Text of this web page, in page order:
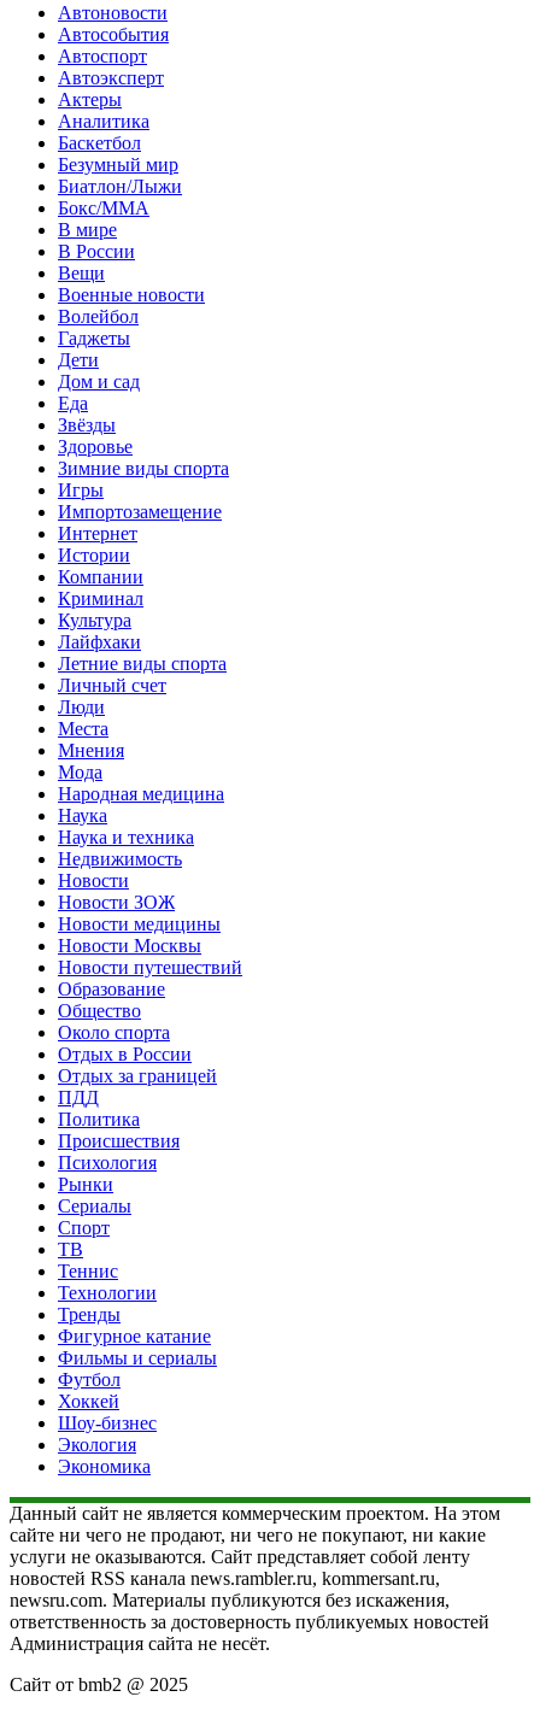
Автоновости
Автособытия
Автоспорт
Автоэксперт
Актеры
Аналитика
Баскетбол
Безумный мир
Биатлон/Лыжи
Бокс/MMA
В мире
В России
Вещи
Военные новости
Волейбол
Гаджеты
Дети
Дом и сад
Еда
Звёзды
Здоровье
Зимние виды спорта
Игры
Импортозамещение
Интернет
Истории
Компании
Криминал
Культура
Лайфхаки
Летние виды спорта
Личный счет
Люди
Места
Мнения
Мода
Народная медицина
Наука
Наука и техника
Недвижимость
Новости
Новости ЗОЖ
Новости медицины
Новости Москвы
Новости путешествий
Образование
Общество
Около спорта
Отдых в России
Отдых за границей
ПДД
Политика
Происшествия
Психология
Рынки
Сериалы
Спорт
ТВ
Теннис
Технологии
Тренды
Фигурное катание
Фильмы и сериалы
Футбол
Хоккей
Шоу-бизнес
Экология
Экономика
Данный сайт не является коммерческим проектом. На этом
сайте ни чего не продают, ни чего не покупают, ни какие
услуги не оказываются. Сайт представляет собой ленту
новостей RSS канала news.rambler.ru, kommersant.ru,
newsru.com. Материалы публикуются без искажения,
ответственность за достоверность публикуемых новостей
Администрация сайта не несёт.
Сайт от bmb2 @ 2025